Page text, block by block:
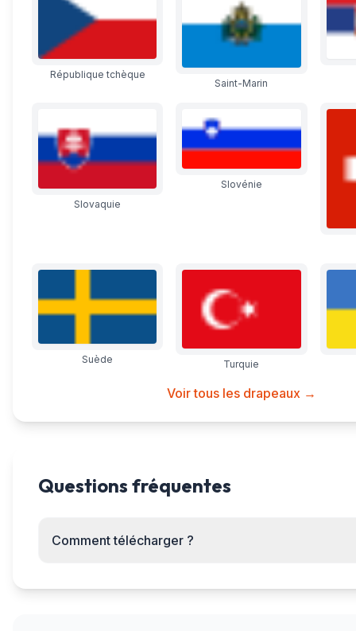
République tchèque
Saint-Marin
Slovaquie
Slovénie
Suède Turquie
Voir tous les drapeaux →
Questions fréquentes
Comment télécharger ?